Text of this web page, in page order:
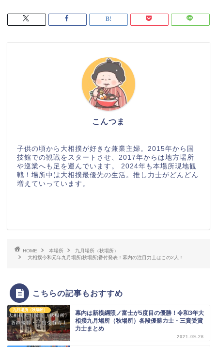
こんつま
子供の頃から大相撲が好きな兼業主婦。2015年から国
技館での観戦をスタートさせ、2017年からは地方場所
や巡業へも足を運んでいます。 2024年も本場所現地観
戦！場所中は大相撲最優先の生活。推し力士がどんどん
増えていっています。
HOME 本場所
九月場所（秋場所）
大相撲令和元年九月場所(秋場所)番付発表！幕内の注目力士はこの2人！
こちらの記事もおすすめ
九月場所（秋場所）
幕内は新横綱照ノ富士が5度目の優勝！令和3年大
相撲九月場所（秋場所）各段優勝力士・三賞受賞
力士まとめ
2021-09-26